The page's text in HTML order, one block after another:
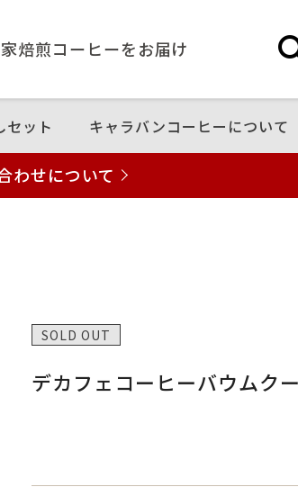
焙煎コーヒーをお届け
セット キャラバンコーヒーについて
わせについて
SOLD OUT
デカフェコーヒーバウム